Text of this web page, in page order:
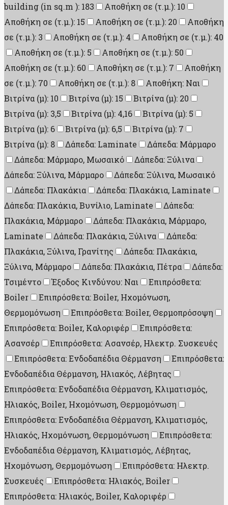
building (in sq.m ): 183
Αποθήκη σε (τ.μ.): 10
Αποθήκη σε (τ.μ.): 15
Αποθήκη σε (τ.μ.): 20
Αποθήκη
σε (τ.μ.): 3
Αποθήκη σε (τ.μ.): 4
Αποθήκη σε (τ.μ.): 40
Αποθήκη σε (τ.μ.): 5
Αποθήκη σε (τ.μ.): 50
Αποθήκη σε (τ.μ.): 60
Αποθήκη σε (τ.μ.): 7
Αποθήκη
σε (τ.μ.): 70
Αποθήκη σε (τ.μ.): 8
Αποθήκη: Ναι
Βιτρίνα (μ): 10
Βιτρίνα (μ): 15
Βιτρίνα (μ): 20
Βιτρίνα (μ): 3,5
Βιτρίνα (μ): 4,16
Βιτρίνα (μ): 5
Βιτρίνα (μ): 6
Βιτρίνα (μ): 6,5
Βιτρίνα (μ): 7
Βιτρίνα (μ): 8
Δάπεδα: Laminate
Δάπεδα: Μάρμαρο
Δάπεδα: Μάρμαρο, Μωσαικό
Δάπεδα: Ξύλινα
Δάπεδα: Ξύλινα, Μάρμαρο
Δάπεδα: Ξύλινα, Μωσαικό
Δάπεδα: Πλακάκια
Δάπεδα: Πλακάκια, Laminate
Δάπεδα: Πλακάκια, Βυνίλιο, Laminate
Δάπεδα:
Πλακάκια, Μάρμαρο
Δάπεδα: Πλακάκια, Μάρμαρο,
Laminate
Δάπεδα: Πλακάκια, Ξύλινα
Δάπεδα:
Πλακάκια, Ξύλινα, Γρανίτης
Δάπεδα: Πλακάκια,
Ξύλινα, Μάρμαρο
Δάπεδα: Πλακάκια, Πέτρα
Δάπεδα:
Τσιμέντο
Έξοδος Κινδύνου: Ναι
Επιπρόσθετα:
Boiler
Επιπρόσθετα: Boiler, Ηχομόνωση,
Θερμομόνωση
Επιπρόσθετα: Boiler, Θερμοπρόσοψη
Επιπρόσθετα: Boiler, Καλοριφέρ
Επιπρόσθετα:
Ασανσέρ
Επιπρόσθετα: Ασανσέρ, Ηλεκτρ. Συσκευές
Επιπρόσθετα: Ενδοδαπέδια Θέρμανση
Επιπρόσθετα:
Ενδοδαπέδια Θέρμανση, Ηλιακός, Λέβητας
Επιπρόσθετα: Ενδοδαπέδια Θέρμανση, Κλιματισμός,
Ηλιακός, Boiler, Ηχομόνωση, Θερμομόνωση
Επιπρόσθετα: Ενδοδαπέδια Θέρμανση, Κλιματισμός,
Ηλιακός, Ηχομόνωση, Θερμομόνωση
Επιπρόσθετα:
Ενδοδαπέδια Θέρμανση, Κλιματισμός, Λέβητας,
Ηχομόνωση, Θερμομόνωση
Επιπρόσθετα: Ηλεκτρ.
Συσκευές
Επιπρόσθετα: Ηλιακός, Boiler
Επιπρόσθετα: Ηλιακός, Boiler, Καλοριφέρ